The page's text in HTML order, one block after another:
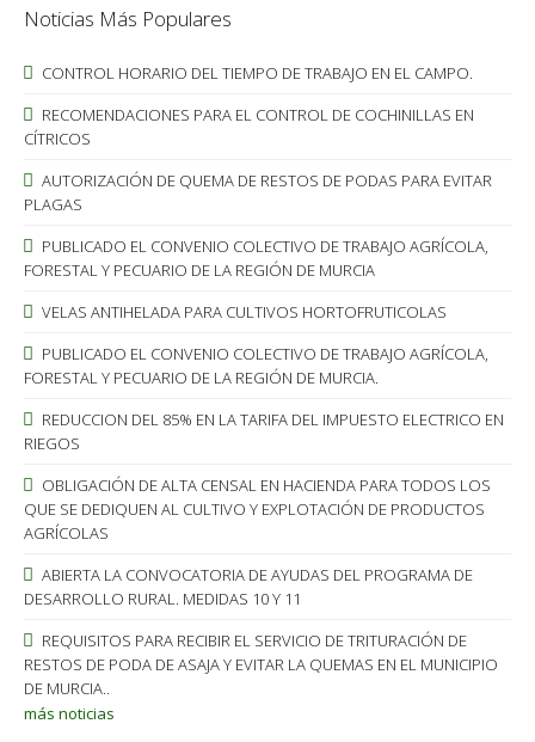
Noticias Más Populares
CONTROL HORARIO DEL TIEMPO DE TRABAJO EN EL CAMPO.
RECOMENDACIONES PARA EL CONTROL DE COCHINILLAS EN
CÍTRICOS
AUTORIZACIÓN DE QUEMA DE RESTOS DE PODAS PARA EVITAR
PLAGAS
PUBLICADO EL CONVENIO COLECTIVO DE TRABAJO AGRÍCOLA,
FORESTAL Y PECUARIO DE LA REGIÓN DE MURCIA
VELAS ANTIHELADA PARA CULTIVOS HORTOFRUTICOLAS
PUBLICADO EL CONVENIO COLECTIVO DE TRABAJO AGRÍCOLA,
FORESTAL Y PECUARIO DE LA REGIÓN DE MURCIA.
REDUCCION DEL 85% EN LA TARIFA DEL IMPUESTO ELECTRICO EN
RIEGOS
OBLIGACIÓN DE ALTA CENSAL EN HACIENDA PARA TODOS LOS
QUE SE DEDIQUEN AL CULTIVO Y EXPLOTACIÓN DE PRODUCTOS
AGRÍCOLAS
ABIERTA LA CONVOCATORIA DE AYUDAS DEL PROGRAMA DE
DESARROLLO RURAL. MEDIDAS 10 Y 11
REQUISITOS PARA RECIBIR EL SERVICIO DE TRITURACIÓN DE
RESTOS DE PODA DE ASAJA Y EVITAR LA QUEMAS EN EL MUNICIPIO
DE MURCIA..
más noticias